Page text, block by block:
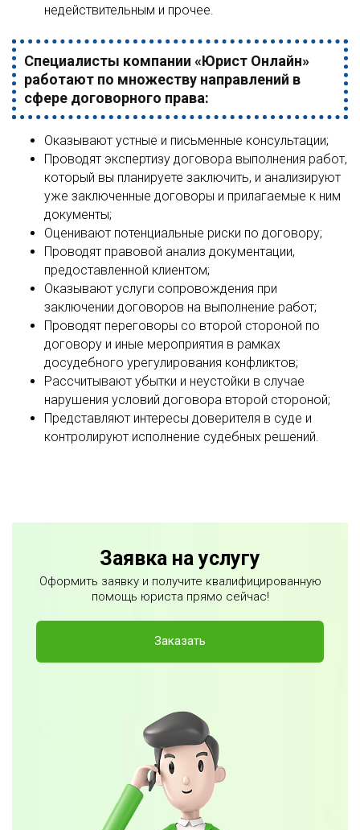
недействительным и прочее.
Специалисты компании «Юрист Онлайн»
работают по множеству направлений в
сфере договорного права:
Оказывают устные и письменные консультации;
Проводят экспертизу договора выполнения работ,
который вы планируете заключить, и анализируют
уже заключенные договоры и прилагаемые к ним
документы;
Оценивают потенциальные риски по договору;
Проводят правовой анализ документации,
предоставленной клиентом;
Оказывают услуги сопровождения при
заключении договоров на выполнение работ;
Проводят переговоры со второй стороной по
договору и иные мероприятия в рамках
досудебного урегулирования конфликтов;
Рассчитывают убытки и неустойки в случае
нарушения условий договора второй стороной;
Представляют интересы доверителя в суде и
контролируют исполнение судебных решений.
Заявка на услугу
Оформить заявку и получите квалифицированную
помощь юриста прямо сейчас!
Заказать